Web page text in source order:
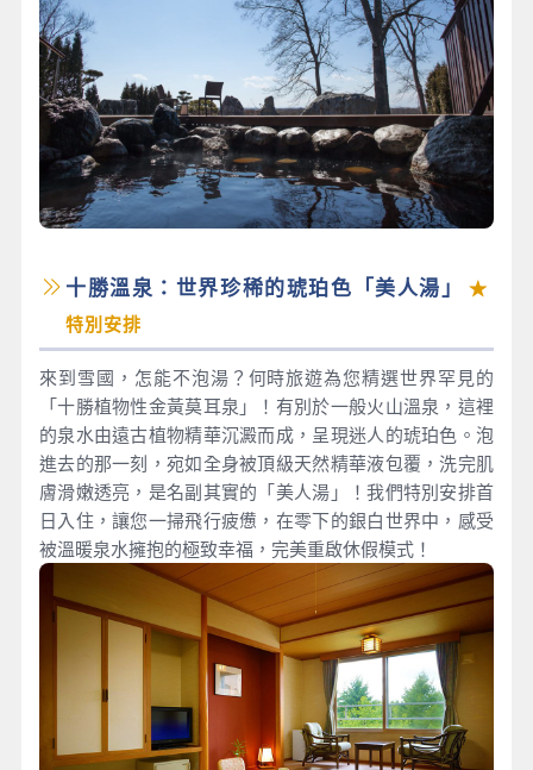
十勝溫泉：世界珍稀的琥珀色「美人湯」
★
特別安排
來到雪國，怎能不泡湯？何時旅遊為您精選世界罕見的
「十勝植物性金黃莫耳泉」！有別於一般火山溫泉，這裡
的泉水由遠古植物精華沉澱而成，呈現迷人的琥珀色。泡
進去的那一刻，宛如全身被頂級天然精華液包覆，洗完肌
膚滑嫩透亮，是名副其實的「美人湯」！我們特別安排首
日入住，讓您一掃飛行疲憊，在零下的銀白世界中，感受
被溫暖泉水擁抱的極致幸福，完美重啟休假模式！